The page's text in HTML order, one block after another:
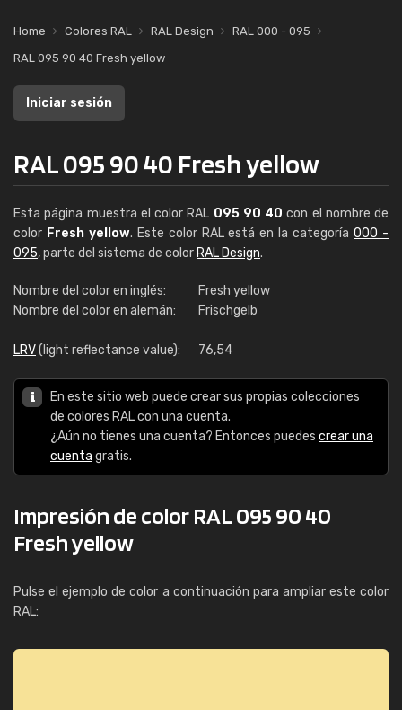
Home Colores RAL RAL Design
RAL 000 - 095
RAL 095 90 40 Fresh yellow
Iniciar sesión
RAL 095 90 40 Fresh yellow
Esta página muestra el color RAL 095 90 40 con el nombre de
color Fresh yellow. Este color RAL está en la categoría000 -
095, parte del sistema de color RAL Design.
Nombre del color en inglés:
Fresh yellow
Nombre del color en alemán:
Frischgelb
LRV(light reflectance value): 76,54
En este sitio web puede crear sus propias colecciones
de colores RAL con una cuenta.
¿Aún no tienes una cuenta? Entonces puedes crear una
cuenta gratis.
Impresión de color RAL 095 90 40
Fresh yellow
Pulse el ejemplo de color a continuación para ampliar este color
RAL: